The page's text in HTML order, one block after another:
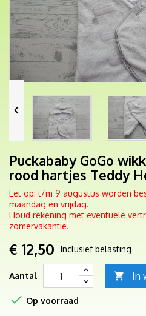

Puckababy GoGo
rood hartjes Teddy
Let op: t/m 9 augustus worden
maandag en vrijdag.
Houd rekening met eventuele
zomervakantie.
€ 12,50 Inclusief belasting
Aantal  In
 Op voorraad